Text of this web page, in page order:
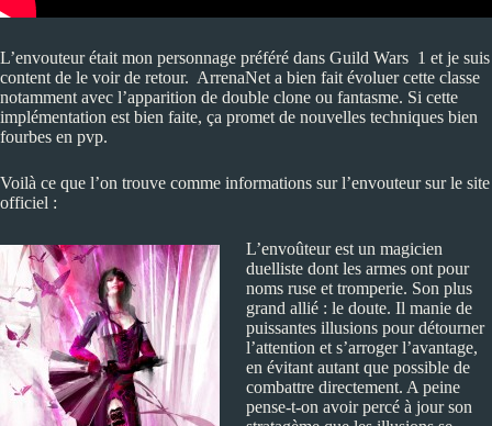
L’envouteur était mon personnage préféré dans Guild Wars 1 et je suis
content de le voir de retour. ArrenaNet a bien fait évoluer cette classe
notamment avec l’apparition de double clone ou fantasme. Si cette
implémentation est bien faite, ça promet de nouvelles techniques bien
fourbes en pvp.
Voilà ce que l’on trouve comme informations sur l’envouteur sur le site
officiel :
L’envoûteur est un magicien
duelliste dont les armes ont pour
noms ruse et tromperie. Son plus
grand allié : le doute. Il manie de
puissantes illusions pour détourner
l’attention et s’arroger l’avantage,
en évitant autant que possible de
combattre directement. A peine
pense-t-on avoir percé à jour son